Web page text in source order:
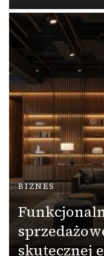
BIZNES
skutecznej